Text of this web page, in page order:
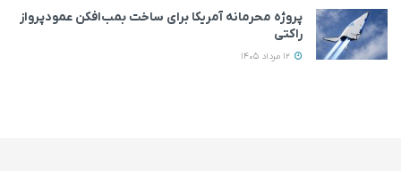
پروژه محرمانه آمریکا برای ساخت بمب‌افکن عمودپرواز
راکتی